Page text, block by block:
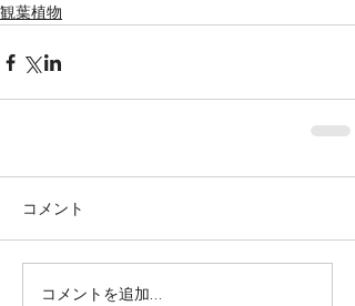
株式会社SOWAKA 採用情報
観葉植物
コメント
コメントを追加…